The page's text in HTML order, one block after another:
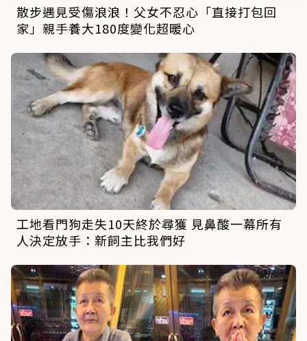
散步遇見受傷浪浪！父女不忍心「直接打包回
家」親手養大180度變化超暖心
工地看門狗走失10天終於尋獲 見鼻酸一幕所有
人決定放手：新飼主比我們好